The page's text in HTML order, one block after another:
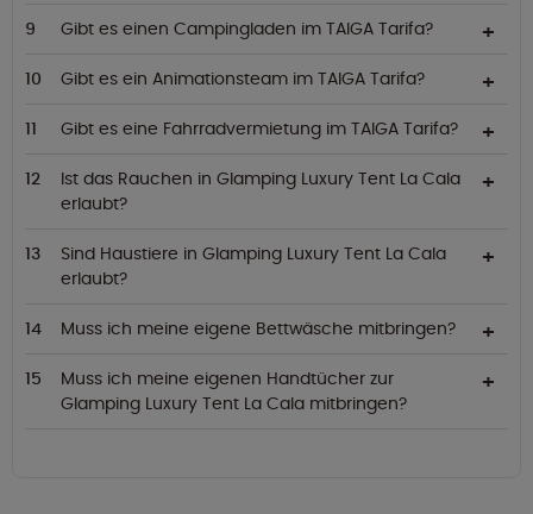
Gibt es einen Campingladen im TAIGA Tarifa?
Gibt es ein Animationsteam im TAIGA Tarifa?
Gibt es eine Fahrradvermietung im TAIGA Tarifa?
Ist das Rauchen in Glamping Luxury Tent La Cala
erlaubt?
Sind Haustiere in Glamping Luxury Tent La Cala
erlaubt?
Muss ich meine eigene Bettwäsche mitbringen?
Muss ich meine eigenen Handtücher zur
Glamping Luxury Tent La Cala mitbringen?